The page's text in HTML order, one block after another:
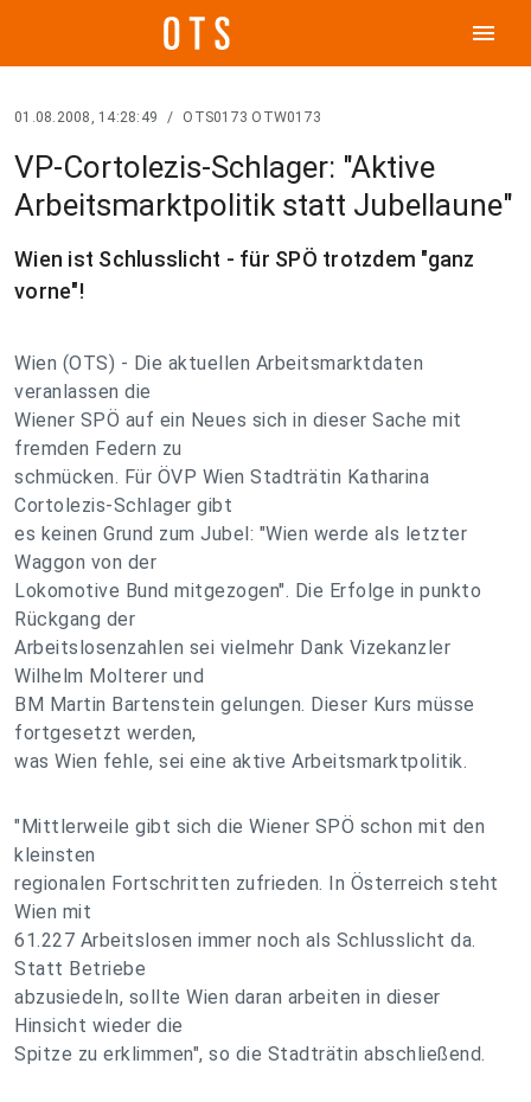
menu
01.08.2008, 14:28:49 / OTS0173 OTW0173
VP-Cortolezis-Schlager: "Aktive
Arbeitsmarktpolitik statt Jubellaune"
Wien ist Schlusslicht - für SPÖ trotzdem "ganz
vorne"!
Wien (OTS) - Die aktuellen Arbeitsmarktdaten
veranlassen die
Wiener SPÖ auf ein Neues sich in dieser Sache mit
fremden Federn zu
schmücken. Für ÖVP Wien Stadträtin Katharina
Cortolezis-Schlager gibt
es keinen Grund zum Jubel: "Wien werde als letzter
Waggon von der
Lokomotive Bund mitgezogen". Die Erfolge in punkto
Rückgang der
Arbeitslosenzahlen sei vielmehr Dank Vizekanzler
Wilhelm Molterer und
BM Martin Bartenstein gelungen. Dieser Kurs müsse
fortgesetzt werden,
was Wien fehle, sei eine aktive Arbeitsmarktpolitik.
"Mittlerweile gibt sich die Wiener SPÖ schon mit den
kleinsten
regionalen Fortschritten zufrieden. In Österreich steht
Wien mit
61.227 Arbeitslosen immer noch als Schlusslicht da.
Statt Betriebe
abzusiedeln, sollte Wien daran arbeiten in dieser
Hinsicht wieder die
Spitze zu erklimmen", so die Stadträtin abschließend.